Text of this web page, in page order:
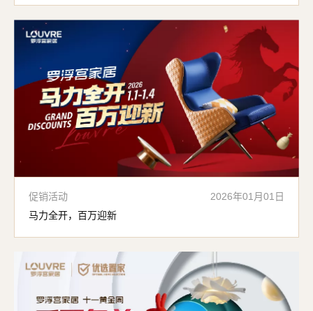
促销活动
2026年01月01日
马力全开，百万迎新